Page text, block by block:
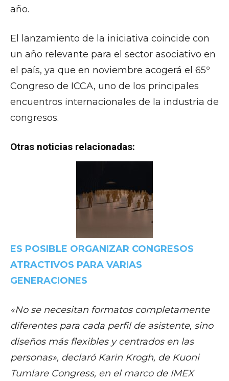
año.
El lanzamiento de la iniciativa coincide con
un año relevante para el sector asociativo en
el país, ya que en noviembre acogerá el 65º
Congreso de ICCA, uno de los principales
encuentros internacionales de la industria de
congresos.
Otras noticias relacionadas:
ES POSIBLE ORGANIZAR CONGRESOS
ATRACTIVOS PARA VARIAS
GENERACIONES
«No se necesitan formatos completamente
diferentes para cada perfil de asistente, sino
diseños más flexibles y centrados en las
personas», declaró Karin Krogh, de Kuoni
Tumlare Congress, en el marco de IMEX